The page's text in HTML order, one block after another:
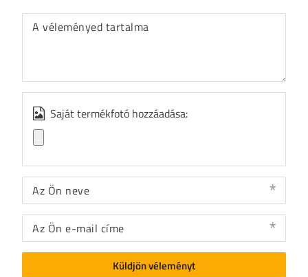
A véleményed tartalma
Saját termékfotó hozzáadása:
Az Ön neve
Az Ön e-mail címe
Küldjön véleményt